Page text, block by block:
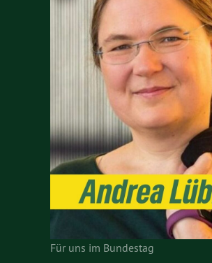
Für uns im Bundestag